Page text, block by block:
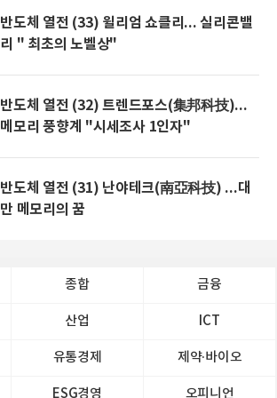
반도체 열전 (33) 윌리엄 쇼클리... 실리콘밸
리 " 최초의 노벨상"
반도체 열전 (32) 트렌드포스(集邦科技)...
메모리 풍향계 "시세조사 1인자"
반도체 열전 (31) 난야테크(南亞科技) ...대
만 메모리의 꿈
종합 금융
산업 ICT
유통경제 제약∙바이오
ESG경영 오피니언